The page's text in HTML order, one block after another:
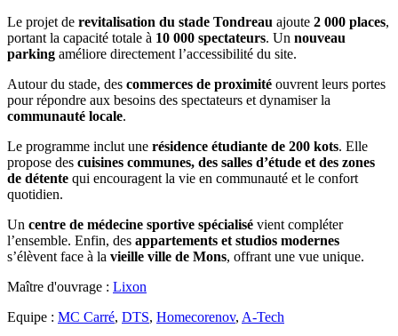
Le projet de revitalisation du stade Tondreau ajoute 2 000 places,
portant la capacité totale à 10 000 spectateurs. Un nouveau
parking améliore directement l’accessibilité du site.
Autour du stade, des commerces de proximité ouvrent leurs portes
pour répondre aux besoins des spectateurs et dynamiser la
communauté locale.
Le programme inclut une résidence étudiante de 200 kots. Elle
propose des cuisines communes, des salles d’étude et des zones
de détente qui encouragent la vie en communauté et le confort
quotidien.
Un centre de médecine sportive spécialisé vient compléter
l’ensemble. Enfin, des appartements et studios modernes
s’élèvent face à la vieille ville de Mons, offrant une vue unique.
Maître d'ouvrage : Lixon
Equipe : MC Carré, DTS, Homecorenov, A-Tech